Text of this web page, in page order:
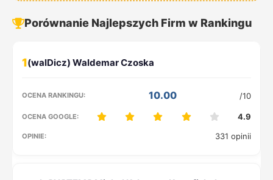
Porównanie Najlepszych Firm w Rankingu
1
10.00 /10
4.9
331 opinii